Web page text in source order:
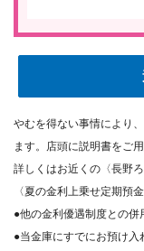
やむを得ない事情により
ます。店頭に説明書をご
詳しくはお近くの〈長野
〈夏の金利上乗せ定期預
●他の金利優遇制度との併
●当金庫にすでにお預け